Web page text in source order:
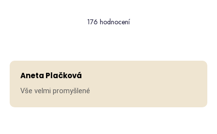
176 hodnocení
Aneta Plačková
Vše velmi promyšlené